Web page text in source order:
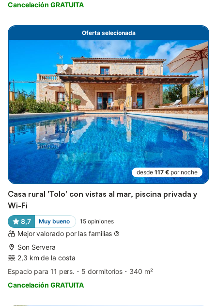
Cancelación GRATUITA
Oferta selecionada
desde 117 € por noche
Casa rural 'Tolo' con vistas al mar, piscina privada y
Wi-Fi
8,7 Muy bueno 15 opiniones
Mejor valorado por las familias
Son Servera
2,3 km de la costa
Espacio para 11 pers.
5 dormitorios
340 m²
Cancelación GRATUITA